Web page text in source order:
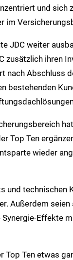
und sich
im
JDC weiter
zusätzlich ihren
nach Abschluss
bestehenden
Top Ten
wieder
und
Außerdem
Effekte
Top Ten etwas